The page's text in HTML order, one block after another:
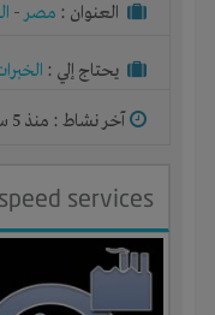
العنوان : مصر-
يحتاج إلي :
آخر نشاط : منذ 5 سنوات
speed services